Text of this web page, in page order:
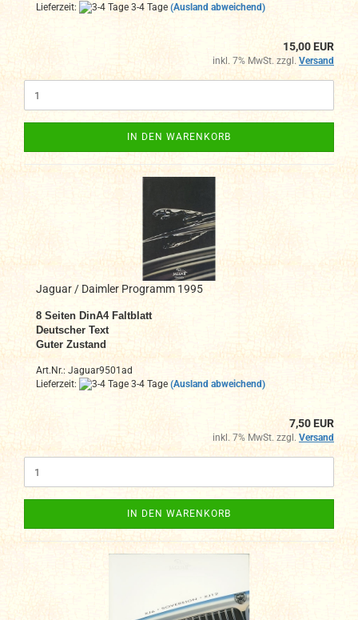
Lieferzeit:
3-4 Tage (Ausland abweichend)
15,00 EUR
inkl. 7% MwSt. zzgl. Versand
IN DEN WARENKORB
Jaguar / Daimler Programm 1995
8 Seiten DinA4Faltblatt
Deutscher Text
Guter Zustand
Art.Nr.: Jaguar9501ad
Lieferzeit:
3-4 Tage (Ausland abweichend)
7,50 EUR
inkl. 7% MwSt. zzgl. Versand
IN DEN WARENKORB